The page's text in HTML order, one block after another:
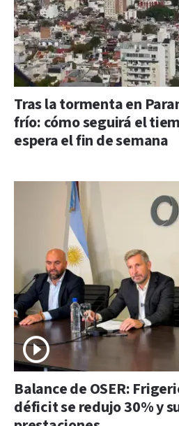
Tras la tormenta en
frío: cómo seguirá el
espera el fin de semana
Balance de OSER:
déficit se redujo 30% y